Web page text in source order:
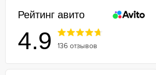
Рейтинг авито
4.9 136 отзывов